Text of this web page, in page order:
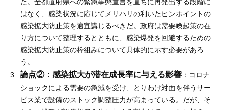
た。全都道府県への緊急事態宣言を直ちに再発出する段階に
はなく、感染状況に応じてメリハリの利いたピンポイントの
感染拡大防止策を適宜講じるべきだ。政府は需要喚起策の在
り方について整理するとともに、感染爆発を回避するための
感染拡大防止策の枠組みについて具体的に示す必要があろ
う。
論点②：感染拡大が潜在成長率に与える影響 ：コロナ
ショックによる需要の急減を受け、とりわけ対面を伴うサー
ビス業で設備のストック調整圧力が高まっている。だが、そ